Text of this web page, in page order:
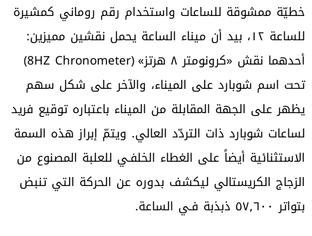
خطيّة ممشوقة للساعات واستخدام رقم روماني كمشيرة
للساعة ١٢، بيد أن ميناء الساعة يحمل نقشين مميزين:
أحدهما نقش «كرونومتر ٨ هرتز» (8HZ Chronometer)
تحت اسم شوبارد على الميناء، والآخر على شكل سهم
يظهر على الجهة المقابلة من الميناء باعتباره توقيع فريد
لساعات شوبارد ذات التردّد العالي. ويتمّ إبراز هذه السمة
الاستثنائية أيضاً على الغطاء الخلفـي للعلبة المصنوع من
الزجاج الكريستالي ليكشف بدوره عن الحركة التي تنبض
بتواتر ٥٧٫٦٠٠ ذبذبة فـي الساعة.